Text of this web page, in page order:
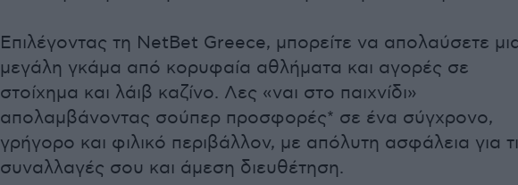
Επιλέγοντας τη NetBet Greece, μπορείτε να απολαύσετε
μεγάλη γκάμα από κορυφαία αθλήματα και αγορές σε
στοίχημα και λάιβ καζίνο. Λες «ναι στο παιχνίδι»
απολαμβάνοντας σούπερ προσφορές* σε ένα σύγχρονο,
γρήγορο και φιλικό περιβάλλον, με απόλυτη ασφάλεια για
συναλλαγές σου και άμεση διευθέτηση.